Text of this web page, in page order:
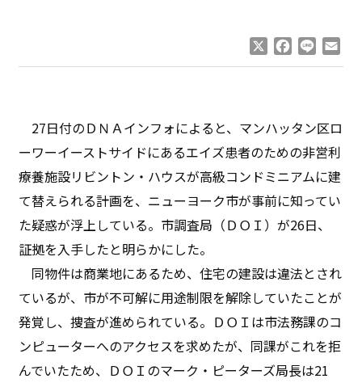
Facebook
Line
27日付のＤＮＡインフォによると、マンハッタン区ロ
ーワーイーストサイドにあるエイズ患者のための非営利
療養施設リビントン・ハウスが高級コンドミニアムに建
て替えられる計画を、ニューヨーク市が事前に知ってい
た疑惑が浮上している。市調査局（ＤＯＩ）が26日、
証拠を入手したと明らかにした。
同物件は商業地にあるため、住宅の建設は違法とされ
ているが、市が不可解に用途制限を解除していたことが
発覚し、捜査が進められている。ＤＯＩは市法務課のコ
ンピューターへのアクセスを求めたが、同課がこれを拒
んでいたため、ＤＯＩのマーク・ピーターズ局長は21